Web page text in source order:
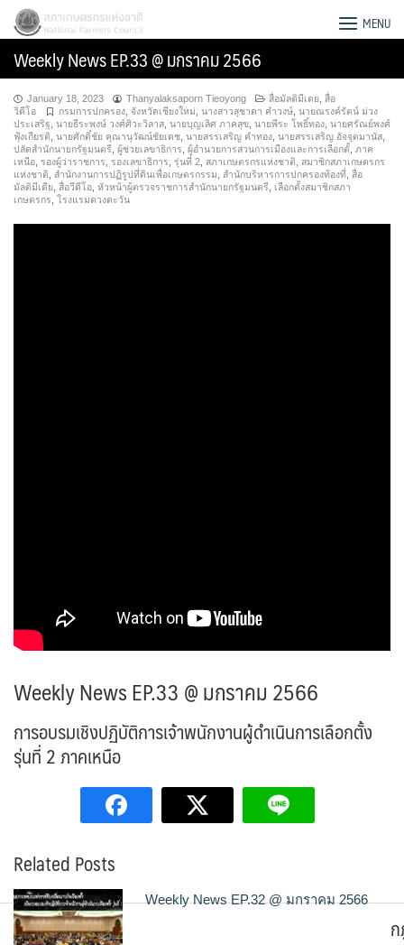
Skip
content
สภาเกษตรกรแห่งชาติ MENU
Weekly News EP.33 @ มกราคม 2566
January 18, 2023 Thanyalaksaporn Tieoyong สื่อมัลติมีเดย สื่อ
วิดีโอ
กรมการปกครอง จังหวัดเชียงใหม่ นางสาวสุชาดา คำวงษ์ นายณรงค์รัตน์ ม่วง
ประเสริฐ นายธีระพงษ์ วงศ์ศิวะวิลาส นายบุญเลิศ ภาคสุข นายพีระ โพธิ์ทอง นายศรัณย์พงศ์
ฟุ้งเกียรติ นายศักดิ์ชัย คุณานุวัฒน์ชัยเดช นายสรรเสริญ คำทอง นายสรรเสริญ อัจจุตมานัส
ปลัดสำนักนายกรัฐมนตรี ผู้ช่วยเลขาธิการ ผู้อำนวยการส่วนการเมืองและการเลือกตั้ ภาค
เหนือ รองผู้ว่าราชการ รองเลขาธิการ รุ่นที่ 2 สภาเกษตรกรแห่งชาติ
สมาชิกสภาเกษตรกร
แห่งชาติ
สำนักงานการปฏิรูปที่ดินเพื่อเกษตรกรรม สำนักบริหารการปกครองท้องที่ สื่อ
มัลติมีเดีย สื่อวีดีโอ หัวหน้าผู้ตรวจราชการสำนักนายกรัฐมนตรี
เลือกตั้งสมาชิกสภา
เกษตรกร โรงแรมดวงตะวัน
Weekly News EP.33 @ มกราคม 2566
การอบรมเชิงปฏิบัติการเจ้าพนักงานผู้ดำเนินการเลือกตั้ง
รุ่นที่ 2 ภาคเหนือ
Related Posts
Weekly News EP.32 @ มกราคม 2566